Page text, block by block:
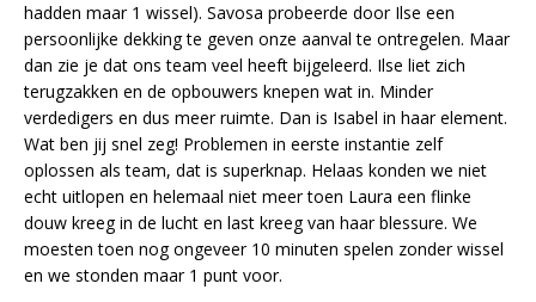
hadden maar 1 wissel). Savosa probeerde door Ilse een
persoonlijke dekking te geven onze aanval te ontregelen. Maar
dan zie je dat ons team veel heeft bijgeleerd. Ilse liet zich
terugzakken en de opbouwers knepen wat in. Minder
verdedigers en dus meer ruimte. Dan is Isabel in haar element.
Wat ben jij snel zeg! Problemen in eerste instantie zelf
oplossen als team, dat is superknap. Helaas konden we niet
echt uitlopen en helemaal niet meer toen Laura een flinke
douw kreeg in de lucht en last kreeg van haar blessure. We
moesten toen nog ongeveer 10 minuten spelen zonder wissel
en we stonden maar 1 punt voor.